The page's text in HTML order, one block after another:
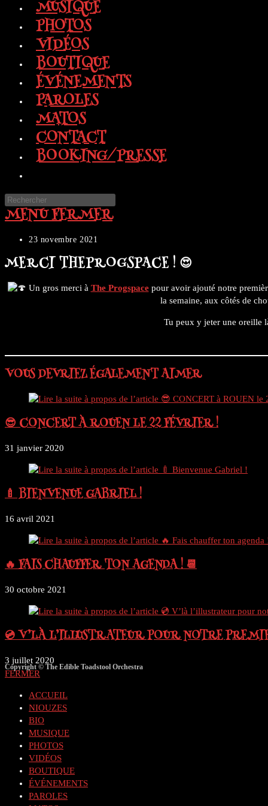
MUSIQUE
PHOTOS
VIDÉOS
BOUTIQUE
ÉVÉNEMENTS
PAROLES
MATOS
CONTACT
BOOKING/PRESSE
WEBSITE
SEARCH
search
MENUFERMER
Publication
23 novembre 2021
MERCI THEPROGSPACE ! 😍
Un gros merci à The Progspacepour avoir ajouté notre
la semaine, aux côtés de
Tu peux y jeter une oreille
VOUS DEVRIEZ ÉGALEMENT AIMER
😎 CONCERT À ROUEN LE 22 FÉVRIER !
31 janvier 2020
🍼 BIENVENUE GABRIEL !
16 avril 2021
🔥 FAIS CHAUFFER TON AGENDA ! 📆
30 octobre 2021
💿 V’LÀ L’ILLUSTRATEUR POUR NOTRE
3 juillet 2020
Copyright © The Edible Toadstool Orchestra
FERMER
ACCUEIL
NIOUZES
BIO
MUSIQUE
PHOTOS
VIDÉOS
BOUTIQUE
ÉVÉNEMENTS
PAROLES